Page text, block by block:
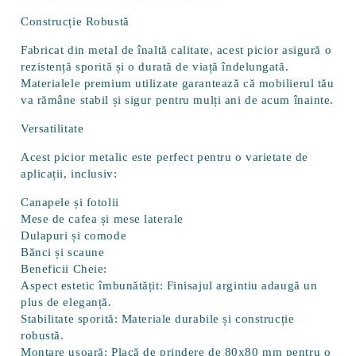
Construcție Robustă
Fabricat din metal de înaltă calitate, acest picior asigură o
rezistență sporită și o durată de viață îndelungată.
Materialele premium utilizate garantează că mobilierul tău
va rămâne stabil și sigur pentru mulți ani de acum înainte.
Versatilitate
Acest picior metalic este perfect pentru o varietate de
aplicații, inclusiv:
Canapele și fotolii
Mese de cafea și mese laterale
Dulapuri și comode
Bănci și scaune
Beneficii Cheie:
Aspect estetic îmbunătățit: Finisajul argintiu adaugă un
plus de eleganță.
Stabilitate sporită: Materiale durabile și construcție
robustă.
Montare ușoară: Placă de prindere de 80x80 mm pentru o